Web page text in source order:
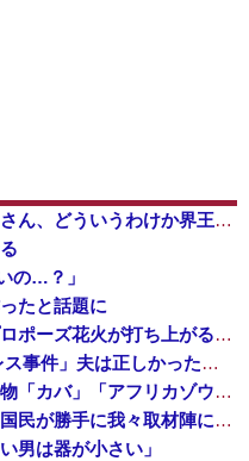
【悲報】ドラゴンボールピッコロさん、どういうわけか界王拳を教えて貰ってないｗｗｗｗ
の…？」
たと話題に
【画像】AIレベルの綺麗すぎるプロポーズ花火が打ち上がる㊗🎇
【ネット史】 「鏡の中のアクトレス事件」夫は正しかったのに、なぜ喧嘩は終わらなかったのか
５大、肉食じゃないけど凶暴な動物「カバ」「アフリカゾウ」「バッファロー」「コーカサスオオカブト」
【悲報】テレ東の若手女子アナ「国民が勝手に我々取材陣にカメラを向けるな！」→何様のつもりだと炎上ｗｗｗｗｗｗ
男は器が小さい」